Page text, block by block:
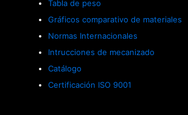
Tabla de peso
Gráficos comparativo de materiales
Normas Internacionales
Intrucciones de mecanizado
Catálogo
Certificación ISO 9001